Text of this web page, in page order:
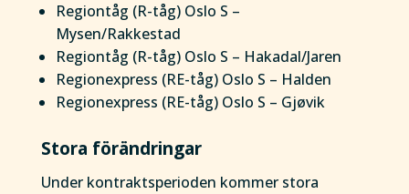
Regiontåg (R-tåg) Oslo S –
Mysen/Rakkestad
Regiontåg (R-tåg) Oslo S – Hakadal/Jaren
Regionexpress (RE-tåg) Oslo S – Halden
Regionexpress (RE-tåg) Oslo S – Gjøvik
Stora förändringar
Under kontraktsperioden kommer stora